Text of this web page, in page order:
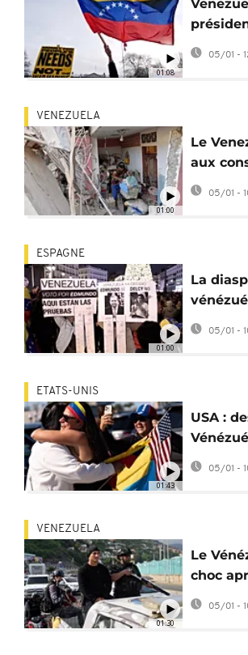
01:08
propose
05/01 -
01:00
VENEZUELA
Le
aux
frappes
sur
05/01 -
01:00
ESPAGNE
La
soutien
05/01 -
01:43
ETATS-UNIS
USA :
Floride
chute
05/01 -
01:30
VENEZUELA
Le
choc
du
Maduro
05/01 -